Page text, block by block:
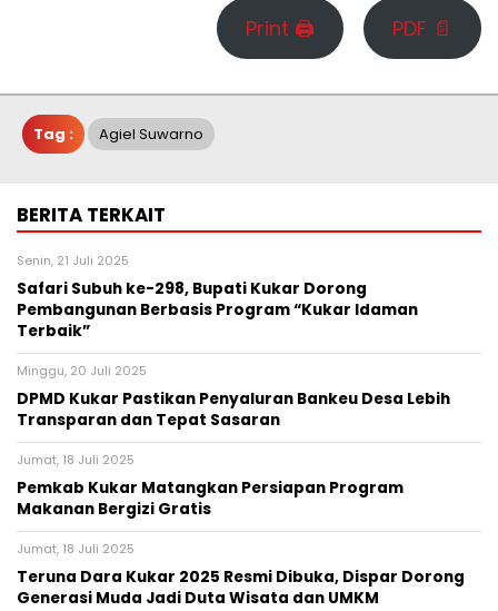
Print 🖨 PDF 📄
Tag : Agiel Suwarno
BERITA TERKAIT
Senin, 21 Juli 2025
Safari Subuh ke-298, Bupati Kukar Dorong
Pembangunan Berbasis Program “Kukar Idaman
Terbaik”
Minggu, 20 Juli 2025
DPMD Kukar Pastikan Penyaluran Bankeu Desa Lebih
Transparan dan Tepat Sasaran
Jumat, 18 Juli 2025
Pemkab Kukar Matangkan Persiapan Program
Makanan Bergizi Gratis
Jumat, 18 Juli 2025
Teruna Dara Kukar 2025 Resmi Dibuka, Dispar Dorong
Generasi Muda Jadi Duta Wisata dan UMKM